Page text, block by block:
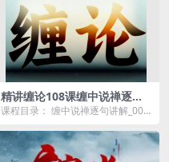
精讲缠论108课缠中说禅逐句
讲解（236集视频）
课程目录： 缠中说禅逐句讲解_001
_...